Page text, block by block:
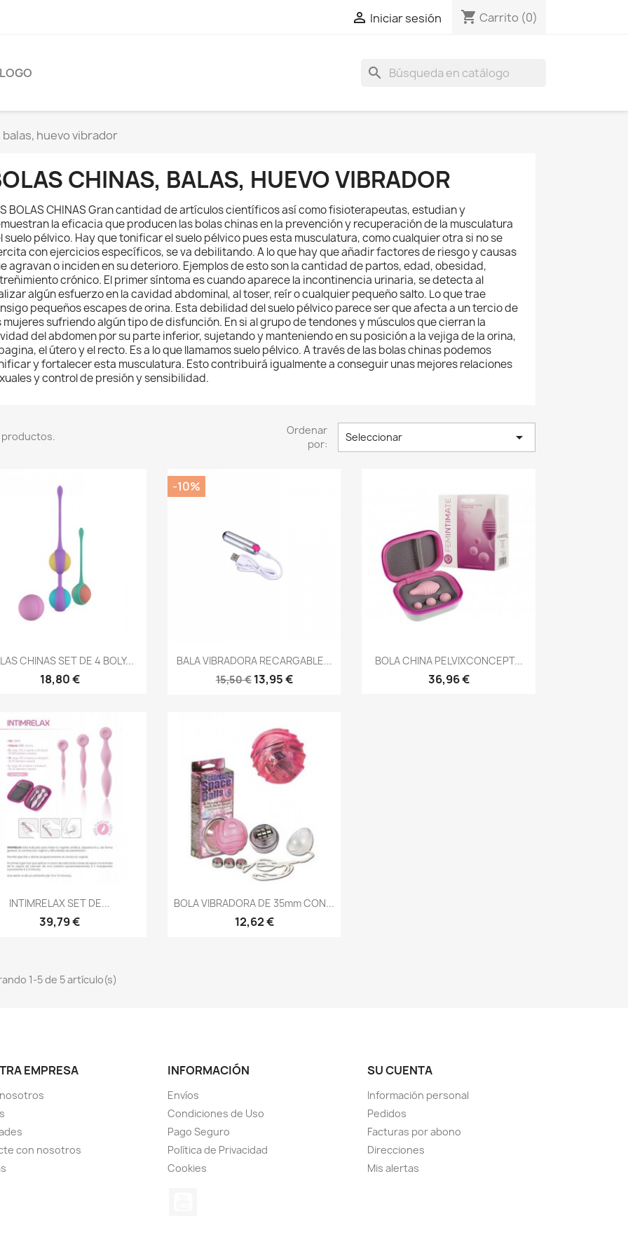
 Iniciar sesión shopping_cart Carrito (0)
search
balas, huevo vibrador
CHINAS, BALAS, HUEVO VIBRADOR
BOLAS CHINAS Gran cantidad de artículos científicos así como fisioterapeutas, estudian y
la eficacia que producen las bolas chinas en la prevención y recuperación de la musculatura
suelo pélvico. Hay que tonificar el suelo pélvico pues esta musculatura, como cualquier otra si no se
con ejercicios específicos, se va debilitando. A lo que hay que añadir factores de riesgo y causas
agravan o inciden en su deterioro. Ejemplos de esto son la cantidad de partos, edad, obesidad,
crónico. El primer síntoma es cuando aparece la incontinencia urinaria, se detecta al
algún esfuerzo en la cavidad abdominal, al toser, reír o cualquier pequeño salto. Lo que trae
pequeños escapes de orina. Esta debilidad del suelo pélvico parece ser que afecta a un tercio de
mujeres sufriendo algún tipo de disfunción. En si al grupo de tendones y músculos que cierran la
del abdomen por su parte inferior, sujetando y manteniendo en su posición a la vejiga de la orina,
el útero y el recto. Es a lo que llamamos suelo pélvico. A través de las bolas chinas podemos
y fortalecer esta musculatura. Esto contribuirá igualmente a conseguir unas mejores relaciones
y control de presión y sensibilidad.
productos.
Ordenar
por:
Seleccionar 
Vista rápida
CHINAS SET DE 4 BOLY...
18,80 €
Vista rápida
BALA VIBRADORA RECARGABLE...
15,50 € 13,95 €
-10%
Vista rápida
BOLA CHINA PELVIXCONCEPT...
36,96 €
Vista rápida
INTIMRELAX SET DE...
39,79 €
Vista rápida
BOLA VIBRADORA DE 35mm CON...
12,62 €
1-5 de 5 artículo(s)
EMPRESA
con nosotros
INFORMACIÓN
Envíos
Condiciones de Uso
Pago Seguro
Política de Privacidad
Cookies
SU CUENTA
Información personal
Pedidos
Facturas por abono
Direcciones
Mis alertas